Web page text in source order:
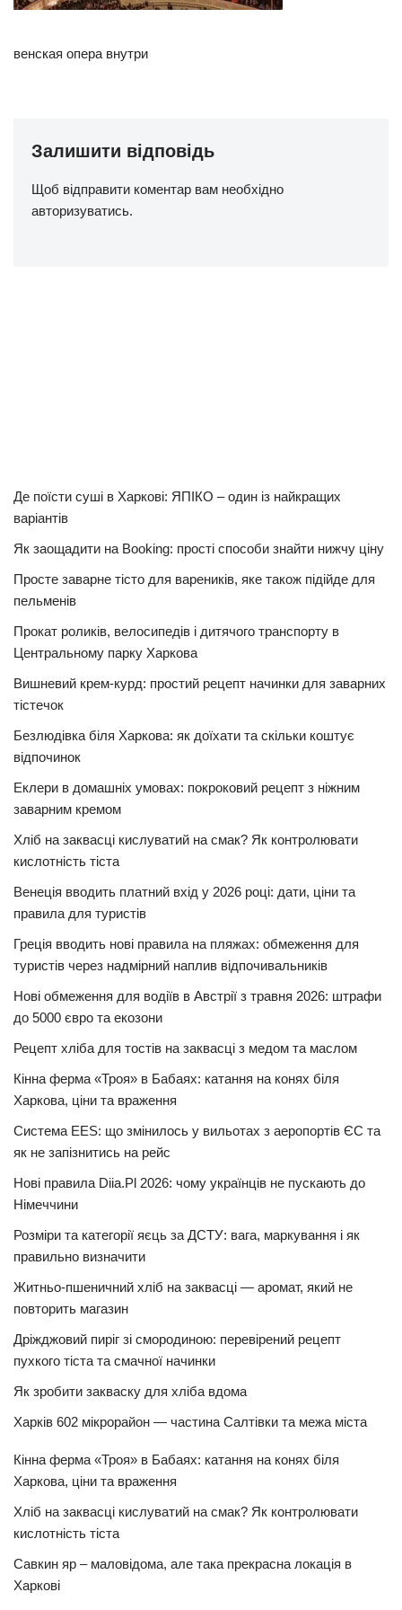
венская опера внутри
Залишити відповідь
Щоб відправити коментар вам необхідно
авторизуватись.
Де поїсти суші в Харкові: ЯПІКО – один із найкращих
варіантів
Як заощадити на Booking: прості способи знайти нижчу ціну
Просте заварне тісто для вареників, яке також підійде для
пельменів
Прокат роликів, велосипедів і дитячого транспорту в
Центральному парку Харкова
Вишневий крем-курд: простий рецепт начинки для заварних
тістечок
Безлюдівка біля Харкова: як доїхати та скільки коштує
відпочинок
Еклери в домашніх умовах: покроковий рецепт з ніжним
заварним кремом
Хліб на заквасці кислуватий на смак? Як контролювати
кислотність тіста
Венеція вводить платний вхід у 2026 році: дати, ціни та
правила для туристів
Греція вводить нові правила на пляжах: обмеження для
туристів через надмірний наплив відпочивальників
Нові обмеження для водіїв в Австрії з травня 2026: штрафи
до 5000 євро та екозони
Рецепт хліба для тостів на заквасці з медом та маслом
Кінна ферма «Троя» в Бабаях: катання на конях біля
Харкова, ціни та враження
Система EES: що змінилось у вильотах з аеропортів ЄС та
як не запізнитись на рейс
Нові правила Diia.Pl 2026: чому українців не пускають до
Німеччини
Розміри та категорії яєць за ДСТУ: вага, маркування і як
правильно визначити
Житньо-пшеничний хліб на заквасці — аромат, який не
повторить магазин
Дріжджовий пиріг зі смородиною: перевірений рецепт
пухкого тіста та смачної начинки
Як зробити закваску для хліба вдома
Харків 602 мікрорайон — частина Салтівки та межа міста
Кінна ферма «Троя» в Бабаях: катання на конях біля
Харкова, ціни та враження
Хліб на заквасці кислуватий на смак? Як контролювати
кислотність тіста
Савкин яр – маловідома, але така прекрасна локація в
Харкові